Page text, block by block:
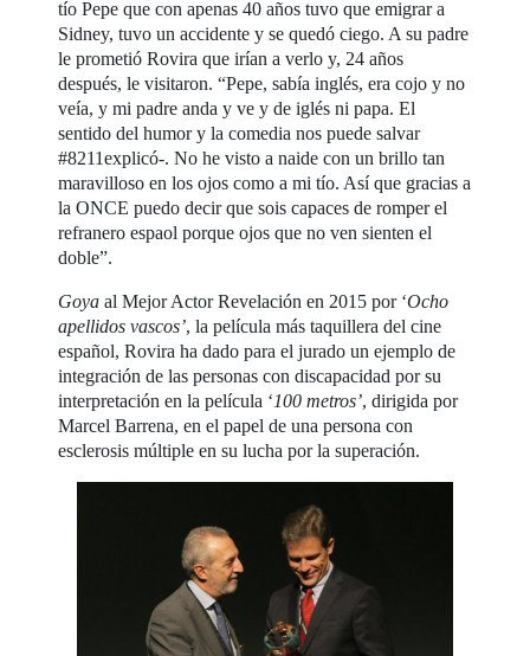
tío Pepe que con apenas 40 años tuvo que emigrar a
Sidney, tuvo un accidente y se quedó ciego. A su padre
le prometió Rovira que irían a verlo y, 24 años
después, le visitaron. “Pepe, sabía inglés, era cojo y no
veía, y mi padre anda y ve y de iglés ni papa. El
sentido del humor y la comedia nos puede salvar
#8211explicó-. No he visto a naide con un brillo tan
maravilloso en los ojos como a mi tío. Así que gracias a
la ONCE puedo decir que sois capaces de romper el
refranero espaol porque ojos que no ven sienten el
doble”.
Goyaal Mejor Actor Revelación en 2015 por ‘Ocho
apellidos vascos’, la película más taquillera del cine
español, Rovira ha dado para el jurado un ejemplo de
integración de las personas con discapacidad por su
interpretación en la película ‘100 metros’, dirigida por
Marcel Barrena, en el papel de una persona con
esclerosis múltiple en su lucha por la superación.